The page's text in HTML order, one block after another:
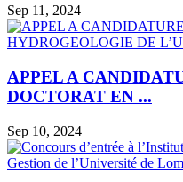
Sep 11, 2024
APPEL A
DOCTORAT EN ...
Sep 10, 2024